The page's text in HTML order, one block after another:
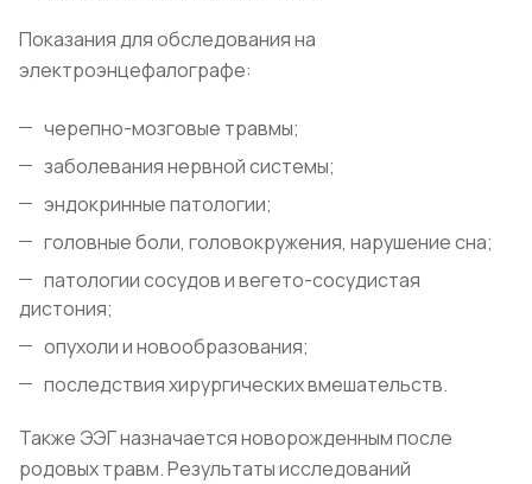
Показания для обследования на
электроэнцефалографе:
черепно-мозговые травмы;
заболевания нервной системы;
эндокринные патологии;
головные боли, головокружения, нарушение сна;
патологии сосудов и вегето-сосудистая
дистония;
опухоли и новообразования;
последствия хирургических вмешательств.
Также ЭЭГ назначается новорожденным после
родовых травм. Результаты исследований